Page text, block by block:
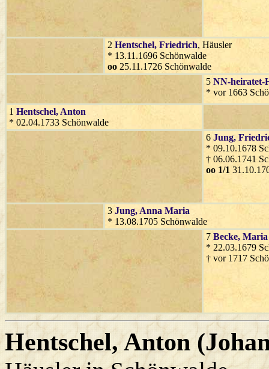
2 Hentschel, Friedrich, Häusler
* 13.11.1696 Schönwalde
oo 25.11.1726 Schönwalde
5 NN-heiratet-
* vor 1663
1 Hentschel, Anton
* 02.04.1733 Schönwalde
6 Jung,
* 09.10.1678
† 06.06.1741
oo 1/1
3 Jung, Anna Maria
* 13.08.1705 Schönwalde
7 Becke, Maria
* 22.03.1679
† vor 1717
Hentschel, Anton